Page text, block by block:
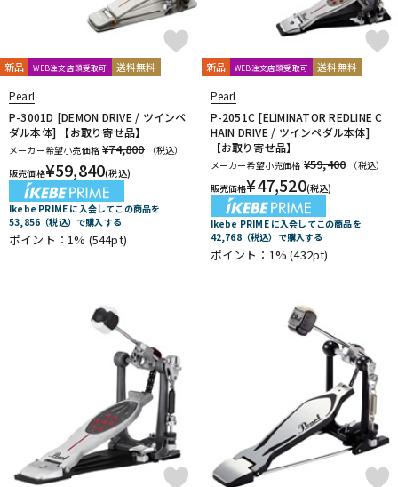
新品 WEB注文店頭受取可 送料無料
Pearl
P-3001D [DEMON DRIVE / ツインペ
ダル本体] 【お取り寄せ品】
メーカー希望小売価格 ¥74,800
（税込）
販売価格¥59,840(税込)
Ikebe PRIME に入会してこの商品を
53,856（税込）で購入する
ポイント：1% (544pt)
新品 WEB注文店頭受取可 送料無料
Pearl
P-2051C [ELIMINATOR REDLINE C
HAIN DRIVE / ツインペダル本体]
【お取り寄せ品】
メーカー希望小売価格 ¥59,400
（税込）
販売価格¥47,520(税込)
Ikebe PRIME に入会してこの商品を
42,768（税込）で購入する
ポイント：1%(432pt)